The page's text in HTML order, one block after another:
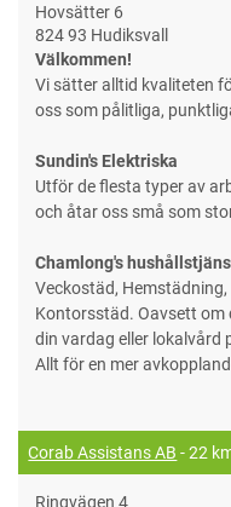
Hovsätter 6
824 93 Hudiksvall
Välkommen!
Vi sätter alltid kvaliteten
oss som pålitliga,
Sundin's Elektriska
Utför de flesta typer av
och åtar oss små som
Chamlong's
Veckostäd,
Kontorsstäd. Oavsett om
din vardag eller lokalvård
Allt för en mer
Corab Assistans AB - 22
Ringvägen 4